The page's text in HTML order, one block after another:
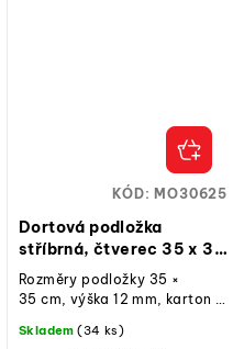
Dortová podložka
stříbrná, čtverec 35 x 35
cm, výška 12 mm
Skladem (34 ks)
Rozměry podložky 35 ×
35 cm, výška 12 mm, karton s
květinový vzor, 1 ks.
KÓD:MO30625